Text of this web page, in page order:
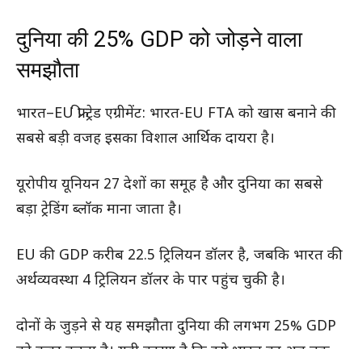
दुनिया की 25% GDP को जोड़ने वाला
समझौता
भारत–EU फ्री ट्रेड एग्रीमेंट: भारत-EU FTA को खास बनाने की
सबसे बड़ी वजह इसका विशाल आर्थिक दायरा है।
यूरोपीय यूनियन 27 देशों का समूह है और दुनिया का सबसे
बड़ा ट्रेडिंग ब्लॉक माना जाता है।
EU की GDP करीब 22.5 ट्रिलियन डॉलर है, जबकि भारत की
अर्थव्यवस्था 4 ट्रिलियन डॉलर के पार पहुंच चुकी है।
दोनों के जुड़ने से यह समझौता दुनिया की लगभग 25% GDP